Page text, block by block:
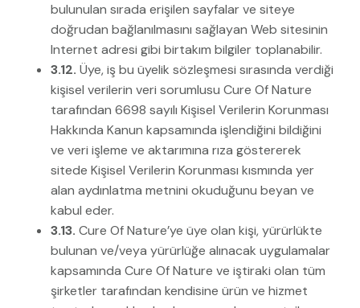
bulunulan sırada erişilen sayfalar ve siteye
doğrudan bağlanılmasını sağlayan Web sitesinin
Internet adresi gibi birtakım bilgiler toplanabilir.
3.12. Üye, iş bu üyelik sözleşmesi sırasında verdiği
kişisel verilerin veri sorumlusu Cure Of Nature
tarafından 6698 sayılı Kişisel Verilerin Korunması
Hakkında Kanun kapsamında işlendiğini bildiğini
ve veri işleme ve aktarımına rıza göstererek
sitede Kişisel Verilerin Korunması kısmında yer
alan aydınlatma metnini okuduğunu beyan ve
kabul eder.
3.13. Cure Of Nature’ye üye olan kişi, yürürlükte
bulunan ve/veya yürürlüğe alınacak uygulamalar
kapsamında Cure Of Nature ve iştiraki olan tüm
şirketler tarafından kendisine ürün ve hizmet